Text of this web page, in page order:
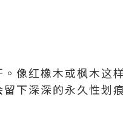
像红橡木或枫木这
下深深的永久性划